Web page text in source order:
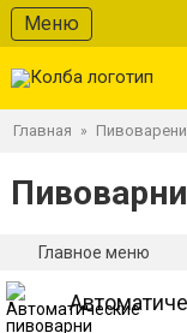
Меню
Главная »
Главное меню